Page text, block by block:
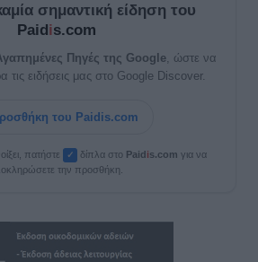
σημαντική είδηση του
Paidis.com
Πηγές της Google , ώστε να
τις ειδήσεις μας στο Google Discover.
του Paidis.com
πατήστε ✓ δίπλα στο Paidis.com για να
την προσθήκη.